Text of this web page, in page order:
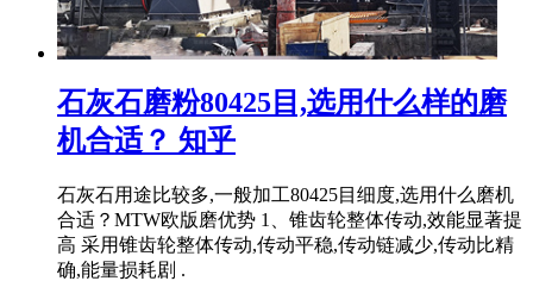
石灰石磨粉80425目,选用什么样的磨
机合适？ 知乎
石灰石用途比较多,一般加工80425目细度,选用什么磨机
合适？MTW欧版磨优势 1、锥齿轮整体传动,效能显著提
高 采用锥齿轮整体传动,传动平稳,传动链减少,传动比精
确,能量损耗剧 .